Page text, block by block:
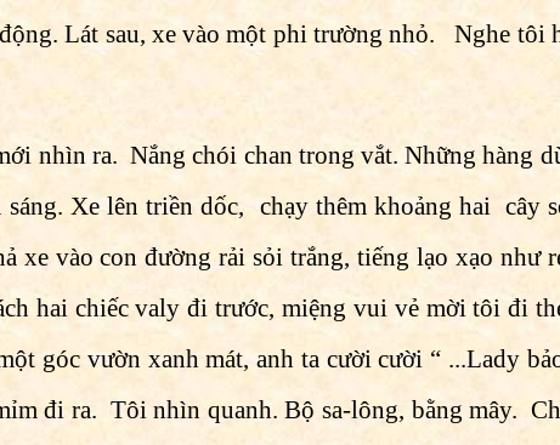
Lát sau, xe vào một phi trường nhỏ. Nghe tôi
nhìn ra.Nắng chói chan trong vắt. Những hàng
Xe lên triền dốc, chạy thêm khoảng hai cây
xe vào con đường rải sỏi trắng, tiếng lạo xạo như
hai chiếc valy đi trước, miệng vui vẻ mời tôi đi
góc vườn xanh mát, anh ta cười cười “ ...Lady
đi ra. Tôi nhìn quanh. Bộ sa-lông, bằng mây.